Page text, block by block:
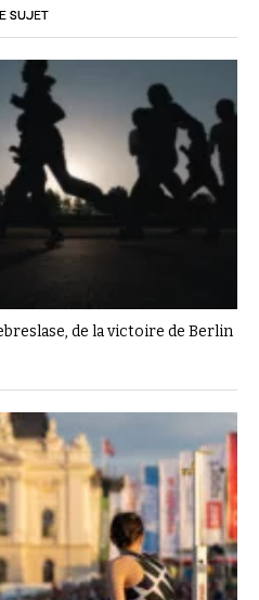
SUJET
de la victoire de Berlin